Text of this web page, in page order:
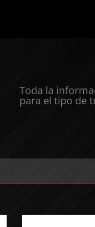
Toda la
para el tipo de